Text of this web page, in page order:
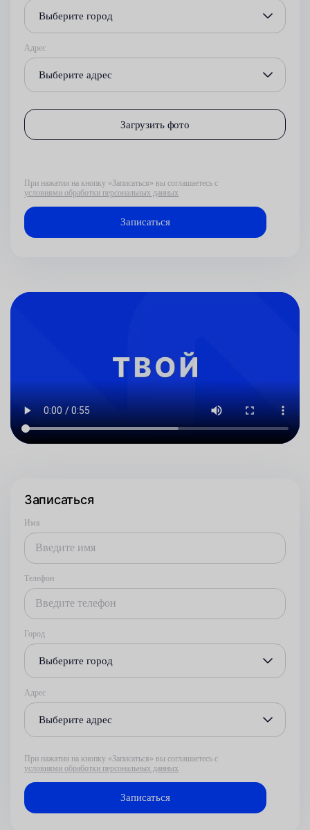
Выберите город
Адрес
Выберите адрес
Загрузить фото
При нажатии на кнопку «Записаться» вы соглашаетесь с
условиями обработки персональных данных
Записаться
Имя
Телефон
Город
Выберите город
Адрес
Выберите адрес
При нажатии на кнопку «Записаться» вы соглашаетесь с
условиями обработки персональных данных